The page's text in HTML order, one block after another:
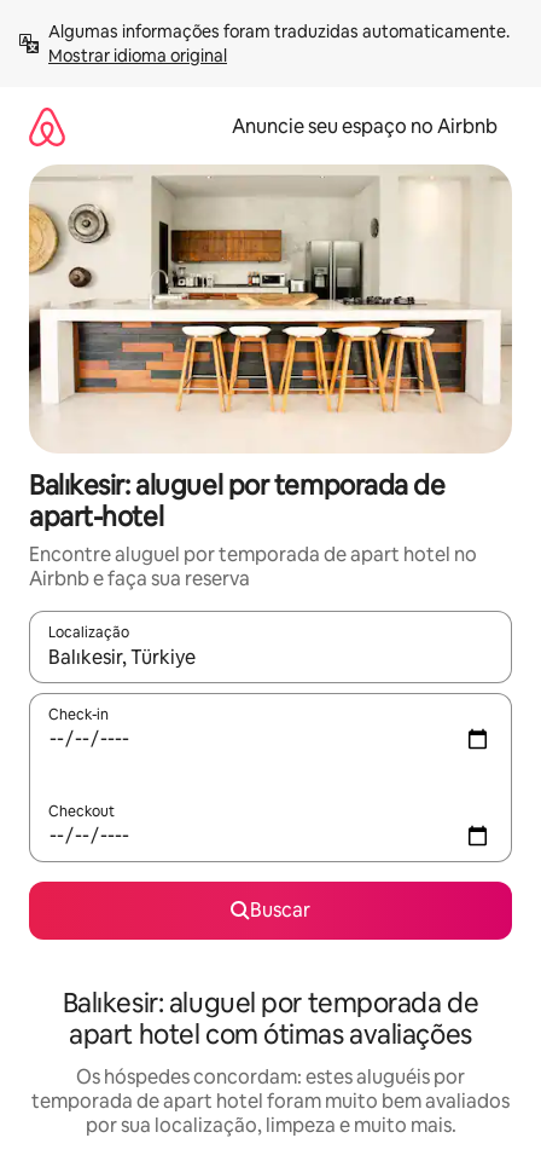
para
Mostrar idioma original
Anuncie seu espaço no Airbnb
Balıkesir: aluguel por temporada de
apart-hotel
Encontre aluguel por temporada de apart hotel no
Airbnb e faça sua reserva
Localização
Quando os resultados estiverem disponíveis, explore-os
Check-in
Checkout
Buscar
Balıkesir: aluguel por temporada de
apart hotel com ótimas avaliações
Os hóspedes concordam: estes aluguéis por
temporada de apart hotel foram muito bem avaliados
por sua localização, limpeza e muito mais.